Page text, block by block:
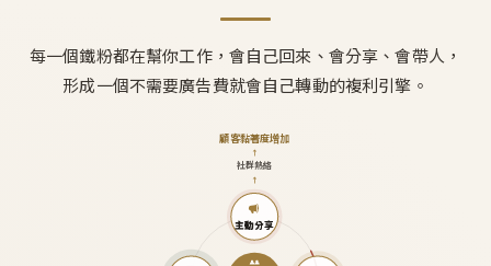
每一個鐵粉都在幫你工作，會自己回來、會分享、會帶人，
形成一個不需要廣告費就會自己轉動的複利引擎。
主動分享
↑
社群熱絡
↑
顧客黏著度增加